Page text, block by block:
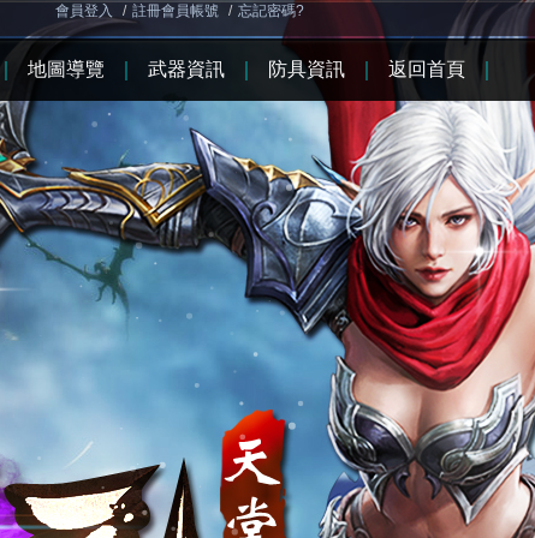
會員登入 / 註冊會員帳號 / 忘記密碼?